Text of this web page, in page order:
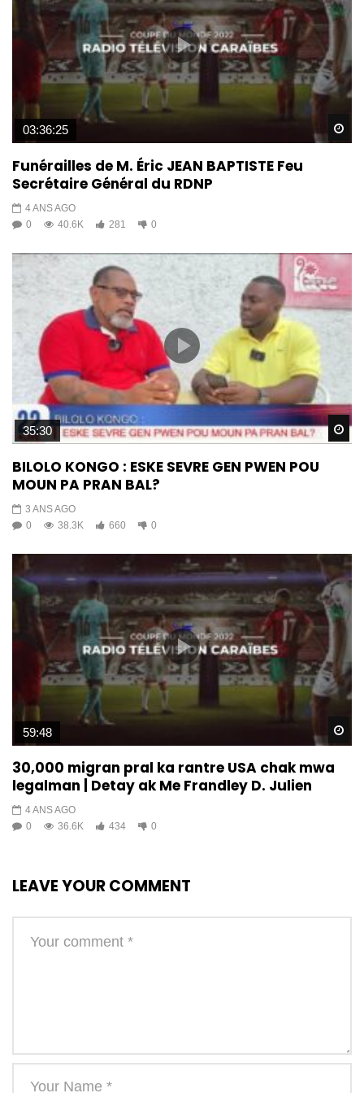
03:36:25
Funérailles de M. Éric JEAN BAPTISTE Feu
Secrétaire Général du RDNP
4 ANS AGO
0
40.6K 281 0
35:30
BILOLO KONGO : ESKE SEVRE GEN PWEN POU
MOUN PA PRAN BAL?
3 ANS AGO
0
38.3K 660 0
59:48
30,000 migran pral ka rantre USA chak mwa
legalman | Detay ak Me Frandley D. Julien
4 ANS AGO
0
36.6K 434 0
LEAVE YOUR COMMENT